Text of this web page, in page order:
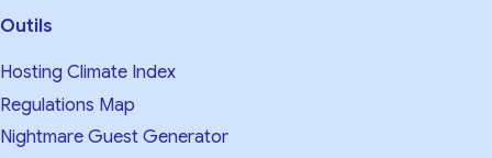
Outils
Hosting Climate Index
Regulations Map
Nightmare Guest Generator